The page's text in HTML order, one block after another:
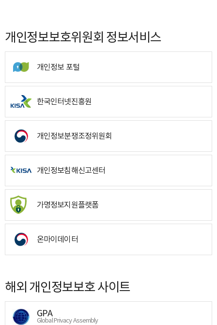
개인정보보호위원회 정보서비스
개인정보 포털
한국인터넷진흥원
개인정보분쟁조정위원회
개인정보침해신고센터
가명정보지원플랫폼
온마이데이터
해외 개인정보보호 사이트
GPA
Global Privacy Assembly